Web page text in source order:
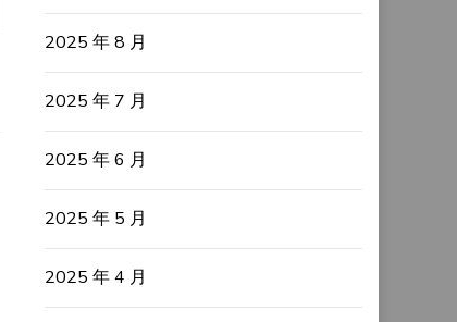
2025 年 8 月
2025 年 7 月
2025 年 6 月
2025 年 5 月
2025 年 4 月